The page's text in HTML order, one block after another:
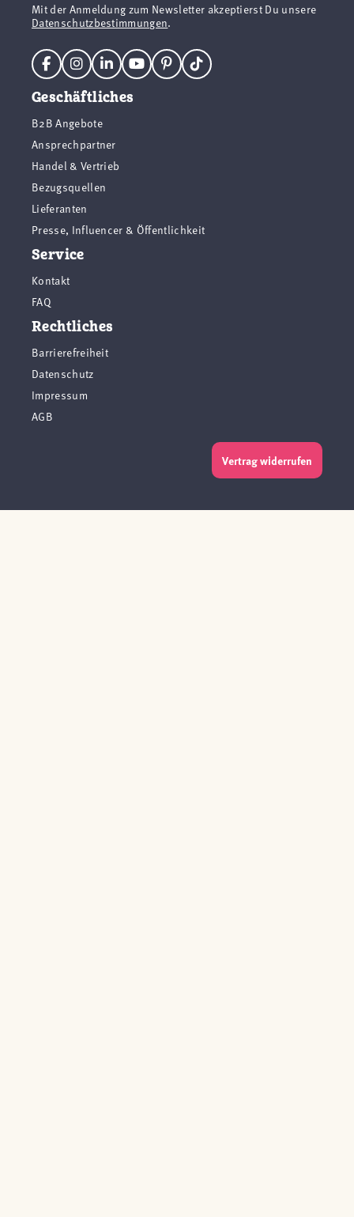
Vertrag widerrufen
Mit der Anmeldung zum Newsletter akzeptierst Du unsere
Datenschutzbestimmungen.
Geschäftliches
B2B Angebote
Ansprechpartner
Handel & Vertrieb
Bezugsquellen
Lieferanten
Presse, Influencer & Öffentlichkeit
Service
Kontakt
FAQ
Rechtliches
Barrierefreiheit
Datenschutz
Impressum
AGB